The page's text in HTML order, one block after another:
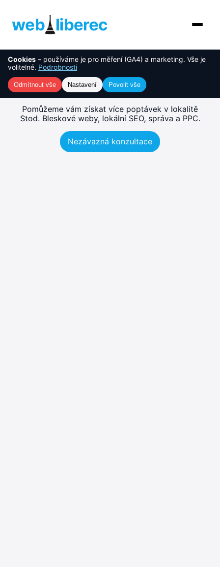
web liberec
O nás
Služby
NOVINKA
AI řešení
Cookies – používáme je pro měření (GA4) a marketing. Vše je
volitelné. Podrobnosti
Odmítnout vše Nastavení Povolit vše
Tvorba webu Stod – rychlé,
SEO-ready weby
Pomůžeme vám získat více poptávek v lokalitě
Stod. Bleskové weby, lokální SEO, správa a PPC.
Nezávazná konzultace